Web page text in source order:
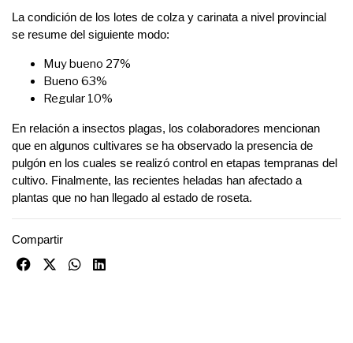
La condición de los lotes de colza y carinata a nivel provincial
se resume del siguiente modo:
Muy bueno 27%
Bueno 63%
Regular 10%
En relación a insectos plagas, los colaboradores mencionan
que en algunos cultivares se ha observado la presencia de
pulgón en los cuales se realizó control en etapas tempranas del
cultivo. Finalmente, las recientes heladas han afectado a
plantas que no han llegado al estado de roseta.
Compartir